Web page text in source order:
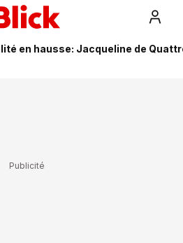
en hausse: Jacqueline de